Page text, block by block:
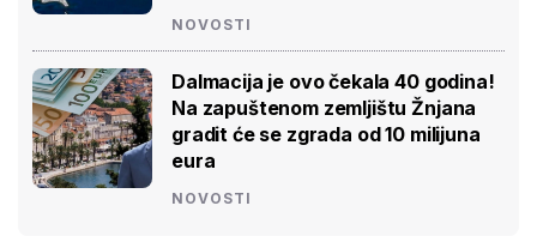
NOVOSTI
Dalmacija je ovo čekala 40 godina!
Na zapuštenom zemljištu Žnjana
gradit će se zgrada od 10 milijuna
eura
NOVOSTI